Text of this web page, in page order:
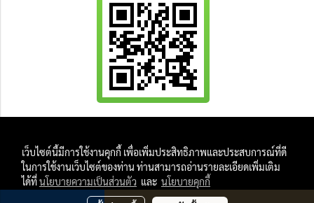
And
All Photo in this website were taken by
9Brandname's Team.
เว็บไซต์นี้มีการใช้งานคุกกี้ เพื่อเพิ่มประสิทธิภาพและประสบการณ์ที่ดี
ในการใช้งานเว็บไซต์ของท่าน ท่านสามารถอ่านรายละเอียดเพิ่มเติม
ได้ที่นโยบายความเป็นส่วนตัว และ นโยบายคุกกี้